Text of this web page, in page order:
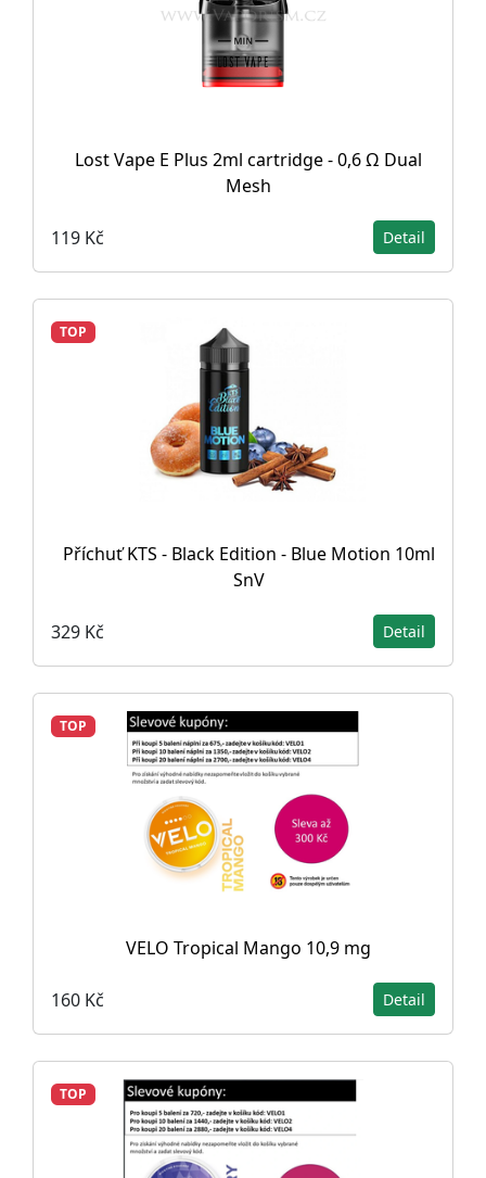
Lost Vape E Plus 2ml cartridge - 0,6 Ω Dual
Mesh
119 Kč Detail
TOP
Příchuť KTS - Black Edition - Blue Motion 10ml
SnV
329 Kč Detail
TOP
VELO Tropical Mango 10,9 mg
160 Kč Detail
TOP